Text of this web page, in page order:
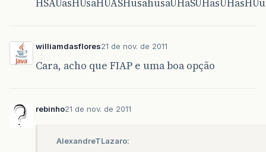
williamdasflores21 de nov. de 2011
Cara, acho que FIAP e uma boa opção
rebinho21 de nov. de 2011
AlexandreTLazaro: